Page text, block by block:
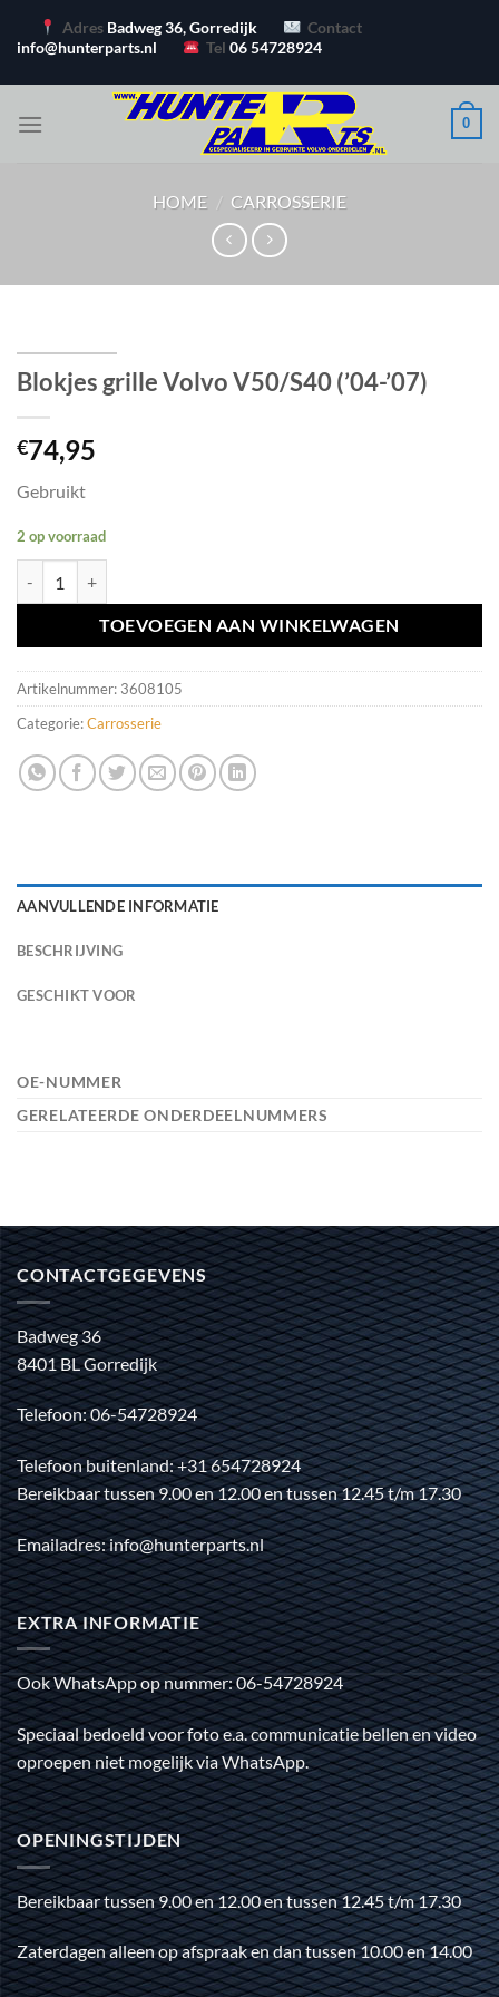
naar
Adres Badweg 36, Gorredijk
Contact
info@hunterparts.nl
Tel06 54728924
0
HOME / CARROSSERIE
Blokjes grille Volvo V50/S40 (’04-’07)
€74,95
Gebruikt
2 op voorraad
TOEVOEGEN AAN WINKELWAGEN
Artikelnummer: 3608105
Categorie:Carrosserie
AANVULLENDE INFORMATIE
BESCHRIJVING
GESCHIKT VOOR
OE-NUMMER
GERELATEERDE ONDERDEELNUMMERS
CONTACTGEGEVENS
Badweg 36
8401 BL Gorredijk
Telefoon: 06-54728924
Telefoon buitenland: +31 654728924
Bereikbaar tussen 9.00 en 12.00 en tussen 12.45 t/m 17.30
Emailadres: info@hunterparts.nl
EXTRA INFORMATIE
Ook WhatsApp op nummer: 06-54728924
Speciaal bedoeld voor foto e.a. communicatie bellen en video
oproepen niet mogelijk via WhatsApp.
OPENINGSTIJDEN
Bereikbaar tussen 9.00 en 12.00 en tussen 12.45 t/m 17.30
Zaterdagen alleen op afspraak en dan tussen 10.00 en 14.00